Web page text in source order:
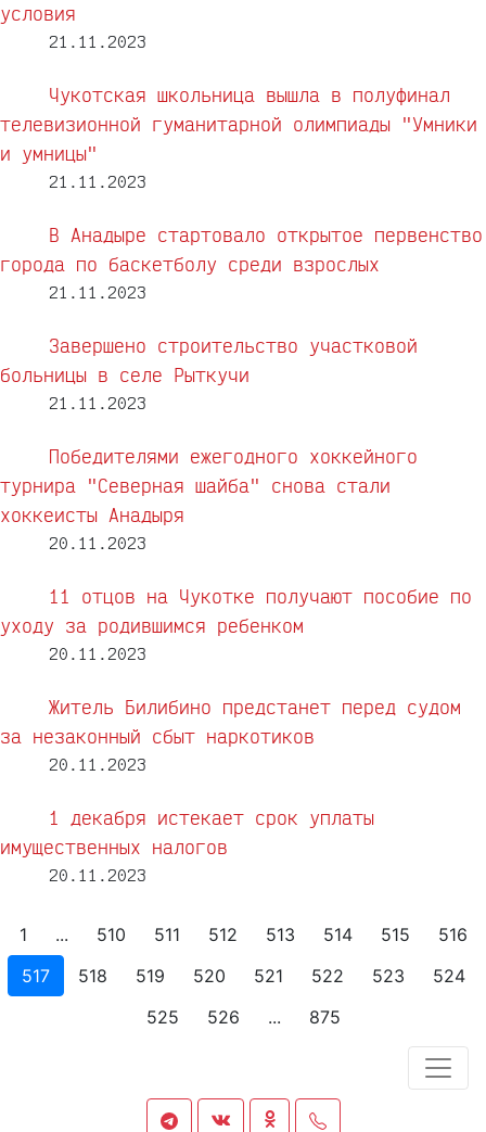
условия
21.11.2023
Чукотская школьница вышла в полуфинал
телевизионной гуманитарной олимпиады "Умники
и умницы"
21.11.2023
В Анадыре стартовало открытое первенство
города по баскетболу среди взрослых
21.11.2023
Завершено строительство участковой
больницы в селе Рыткучи
21.11.2023
Победителями ежегодного хоккейного
турнира "Северная шайба" снова стали
хоккеисты Анадыря
20.11.2023
11 отцов на Чукотке получают пособие по
уходу за родившимся ребенком
20.11.2023
Житель Билибино предстанет перед судом
за незаконный сбыт наркотиков
20.11.2023
1 декабря истекает срок уплаты
имущественных налогов
20.11.2023
1 ... 510 511 512 513 514 515
516
517
518 519 520 521 522 523
524
525
526 ... 875